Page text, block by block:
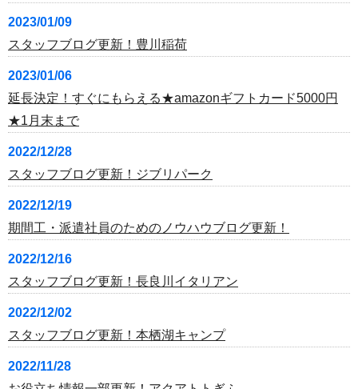
2023/01/09
スタッフブログ更新！豊川稲荷
2023/01/06
延長決定！すぐにもらえる★amazonギフトカード5000円
★1月末まで
2022/12/28
スタッフブログ更新！ジブリパーク
2022/12/19
期間工・派遣社員のためのノウハウブログ更新！
2022/12/16
スタッフブログ更新！長良川イタリアン
2022/12/02
スタッフブログ更新！本栖湖キャンプ
2022/11/28